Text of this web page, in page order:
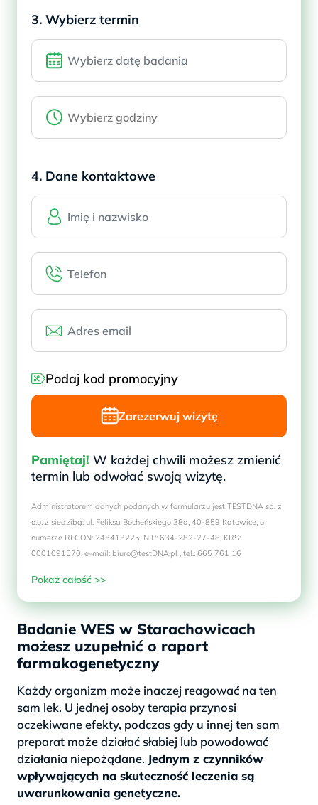
3. Wybierz termin
4. Dane kontaktowe
Podaj kod promocyjny
Zarezerwuj wizytę
Pamiętaj! W każdej chwili możesz zmienić
termin lub odwołać swoją wizytę.
Administratorem danych podanych w formularzu jest TESTDNA sp. z
o.o. z siedzibą: ul. Feliksa Bocheńskiego 38a, 40-859 Katowice, o
numerze REGON: 243413225, NIP: 634-282-27-48, KRS:
0001091570, e-mail: biuro@testDNA.pl , tel.: 665 761 16
Pokaż całość >>
Badanie WES w Starachowicach
możesz uzupełnić o raport
farmakogenetyczny
Każdy organizm może inaczej reagować na ten
sam lek. U jednej osoby terapia przynosi
oczekiwane efekty, podczas gdy u innej ten sam
preparat może działać słabiej lub powodować
działania niepożądane. Jednym z czynników
wpływających na skuteczność leczenia są
uwarunkowania genetyczne.